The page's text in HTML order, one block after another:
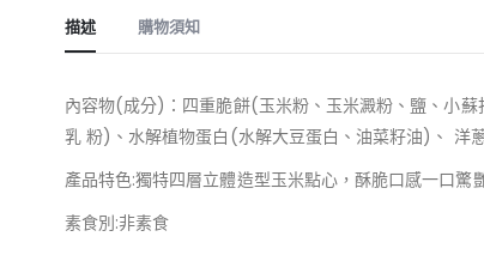
描述 購物須知
內容物(成分)：四重脆餅(玉米粉、玉米澱粉、鹽、小
乳 粉)、水解植物蛋白(水解大豆蛋白、油菜籽油)、 洋
產品特色:獨特四層立體造型玉米點心，酥脆口感一口
素食別:非素食